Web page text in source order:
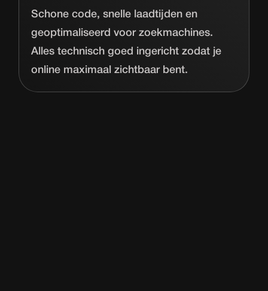
Schone code, snelle laadtijden en
geoptimaliseerd voor zoekmachines.
Alles technisch goed ingericht zodat je
online maximaal zichtbaar bent.